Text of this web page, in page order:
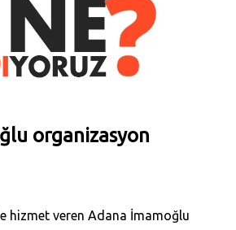
organizasyon
hizmet veren Adana İmamoğlu